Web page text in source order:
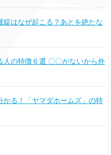
綻はなぜ起こる？あとを絶たな
人の特徴６選 〇〇がないから外
かる！「ヤマダホームズ」の特